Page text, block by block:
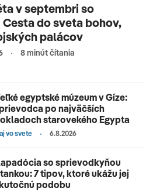
v septembri so
do sveta bohov,
palácov
8 minút čítania
egyptské múzeum v Gíze:
po najväčších
starovekého Egypta
vo svete 6.8.2026
so sprievodkyňou
7 tipov, ktoré ukážu jej
podobu